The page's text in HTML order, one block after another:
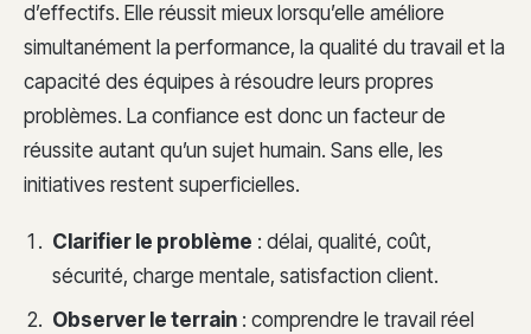
d’effectifs. Elle réussit mieux lorsqu’elle améliore
simultanément la performance, la qualité du travail et la
capacité des équipes à résoudre leurs propres
problèmes. La confiance est donc un facteur de
réussite autant qu’un sujet humain. Sans elle, les
initiatives restent superficielles.
Clarifier le problème : délai, qualité, coût,
sécurité, charge mentale, satisfaction client.
Observer le terrain : comprendre le travail réel